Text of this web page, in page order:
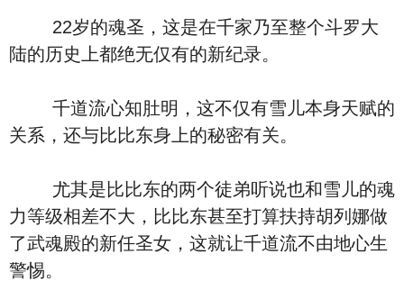
22岁的魂圣，这是在千家乃至整个斗罗大
陆的历史上都绝无仅有的新纪录。
千道流心知肚明，这不仅有雪儿本身天赋的
关系，还与比比东身上的秘密有关。
尤其是比比东的两个徒弟听说也和雪儿的魂
力等级相差不大，比比东甚至打算扶持胡列娜做
了武魂殿的新任圣女，这就让千道流不由地心生
警惕。